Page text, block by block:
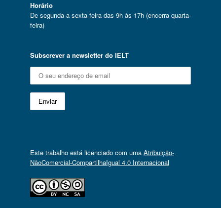
Horário
De segunda a sexta-feira das 9h às 17h (encerra quarta-
feira)
Subscrever a newsletter do IELT
Este trabalho está licenciado com uma Atribuição-
NãoComercial-CompartilhaIgual 4.0 Internacional